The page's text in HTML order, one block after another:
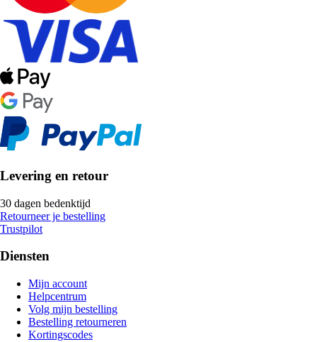
Levering en retour
30 dagen bedenktijd
Retourneer je bestelling
Trustpilot
Diensten
Mijn account
Helpcentrum
Volg mijn bestelling
Bestelling retourneren
Kortingscodes